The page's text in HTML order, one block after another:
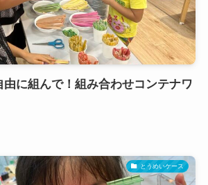
に組んで！組み合わせコンテナワ
とうめいケース